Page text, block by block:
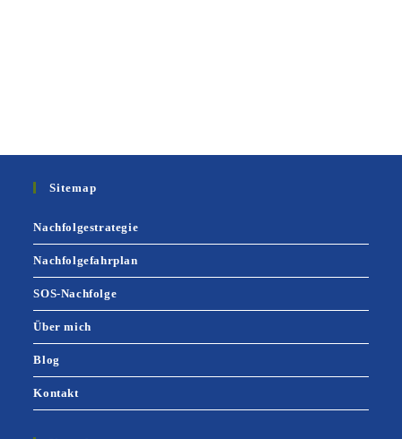
Sitemap
Nachfolgestrategie
Nachfolgefahrplan
SOS-Nachfolge
Über mich
Blog
Kontakt